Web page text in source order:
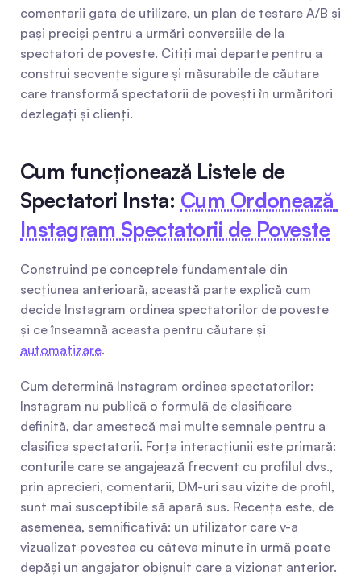
comentarii gata de utilizare, un plan de testare A/B și
pași preciși pentru a urmări conversiile de la
spectatori de poveste. Citiți mai departe pentru a
construi secvențe sigure și măsurabile de căutare
care transformă spectatorii de povești în urmăritori
dezlegați și clienți.
Cum funcționează Listele de
Spectatori Insta: Cum Ordonează
Instagram Spectatorii de Poveste
Construind pe conceptele fundamentale din
secțiunea anterioară, această parte explică cum
decide Instagram ordinea spectatorilor de poveste
automatizare.
Cum determină Instagram ordinea spectatorilor:
Instagram nu publică o formulă de clasificare
definită, dar amestecă mai multe semnale pentru a
clasifica spectatorii. Forța interacțiunii este primară:
conturile care se angajează frecvent cu profilul dvs.,
prin aprecieri, comentarii, DM-uri sau vizite de profil,
sunt mai susceptibile să apară sus. Recența este, de
asemenea, semnificativă: un utilizator care v-a
vizualizat povestea cu câteva minute în urmă poate